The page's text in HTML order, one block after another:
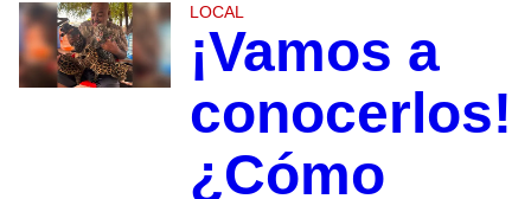
LOCAL
¡Vamos a
conocerlos!
¿Cómo